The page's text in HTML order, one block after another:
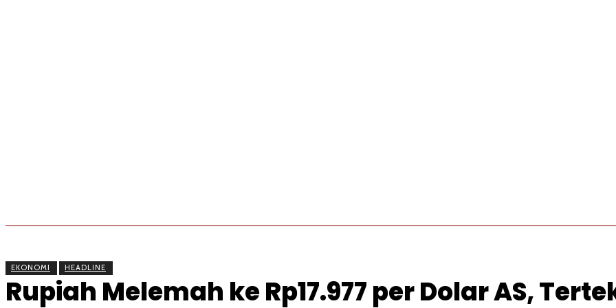
EKONOMI HEADLINE
Rupiah Melemah ke Rp17.977 per Dolar AS,